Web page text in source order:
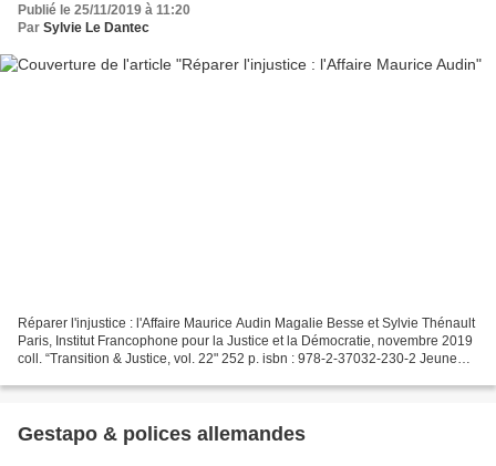
Publié le 25/11/2019 à 11:20
Par Sylvie Le Dantec
Réparer l'injustice : l'Affaire Maurice Audin Magalie Besse et Sylvie Thénault
Paris, Institut Francophone pour la Justice et la Démocratie, novembre 2019
coll. “Transition & Justice, vol. 22" 252 p. isbn : 978-2-37032-230-2 Jeune
Gestapo & polices allemandes